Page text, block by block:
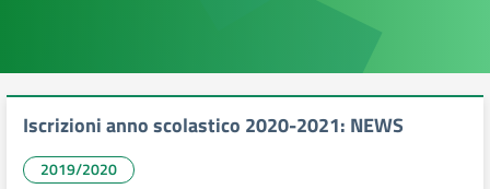
Iscrizioni anno scolastico 2020-2021: NEWS
2019/2020